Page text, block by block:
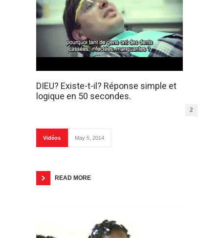
DIEU? Existe-t-il? Réponse simple et
logique en 50 secondes.
2
Vidéos May 5, 2014
READ MORE